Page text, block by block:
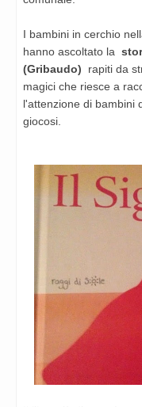
I bambini in cerchio
hanno ascoltato la
(Gribaudo)
rapiti da
magici che riesce a
l'attenzione di bambini
giocosi.